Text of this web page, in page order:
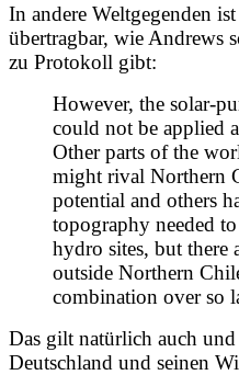
In andere Weltgegenden
übertragbar, wie Andrews
zu Protokoll gibt:
However, the solar-
could not be applied
Other parts of the
might rival Northern
potential and others
topography needed
hydro sites, but there
outside Northern
combination over so
Das gilt natürlich auch
Deutschland und seinen